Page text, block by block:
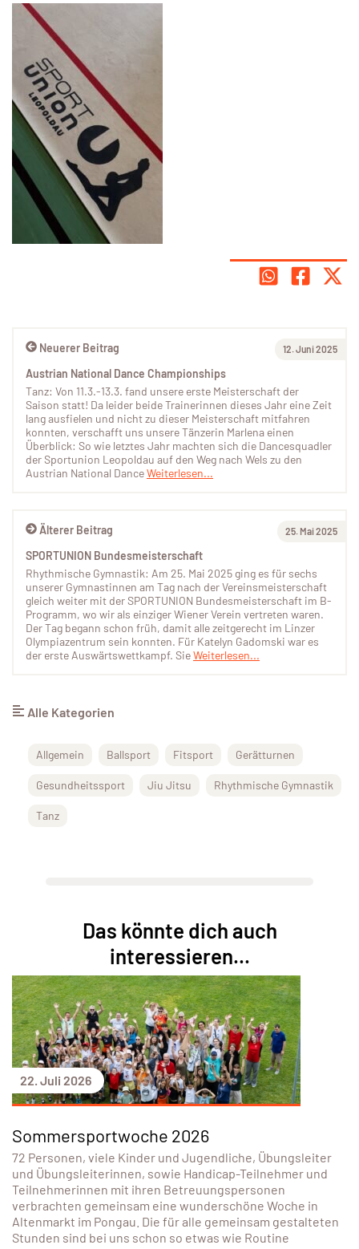
Älterer Beitrag 25. Mai 2025
SPORTUNION Bundesmeisterschaft
Rhythmische Gymnastik: Am 25. Mai 2025 ging es für sechs
unserer Gymnastinnen am Tag nach der Vereinsmeisterschaft
gleich weiter mit der SPORTUNION Bundesmeisterschaft im B-
Programm, wo wir als einziger Wiener Verein vertreten waren.
Der Tag begann schon früh, damit alle zeitgerecht im Linzer
Olympiazentrum sein konnten. Für Katelyn Gadomski war es
der erste Auswärtswettkampf. SieWeiterlesen...
Neuerer Beitrag 12. Juni 2025
Austrian National Dance Championships
Tanz: Von 11.3.-13.3. fand unsere erste Meisterschaft der
Saison statt! Da leider beide Trainerinnen dieses Jahr eine Zeit
lang ausfielen und nicht zu dieser Meisterschaft mitfahren
konnten, verschafft uns unsere Tänzerin Marlena einen
Überblick: So wie letztes Jahr machten sich die Dancesquadler
der Sportunion Leopoldau auf den Weg nach Wels zu den
Austrian National DanceWeiterlesen...
Alle Kategorien
Allgemein Ballsport Fitsport Gerätturnen
Gesundheitssport Jiu Jitsu Rhythmische Gymnastik
Tanz
Das könnte dich auch
interessieren...
22. Juli 2026
Sommersportwoche 2026
72 Personen, viele Kinder und Jugendliche, Übungsleiter
und Übungsleiterinnen, sowie Handicap-Teilnehmer und
Teilnehmerinnen mit ihren Betreuungspersonen
verbrachten gemeinsam eine wunderschöne Woche in
Altenmarkt im Pongau. Die für alle gemeinsam gestalteten
Stunden sind bei uns schon so etwas wie Routine